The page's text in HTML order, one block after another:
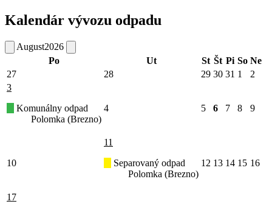
Kalendár vývozu odpadu
August2026
Po
Ut St Št Pi So Ne
27
28 29 30 31 1
2
3
Komunálny odpad
Polomka (Brezno)
4 5 6 7 8 9
10
11
Separovaný odpad
Polomka (Brezno)
12 13 14 15 16
17